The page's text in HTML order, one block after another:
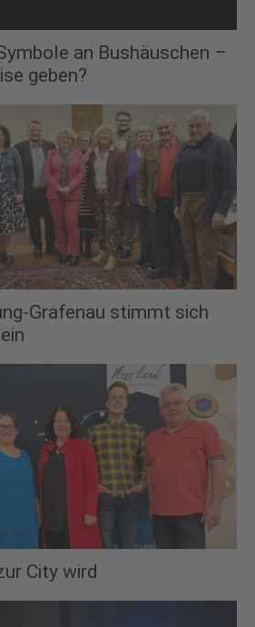
an Bushäuschen –
geben?
Grafenau stimmt sich
City wird